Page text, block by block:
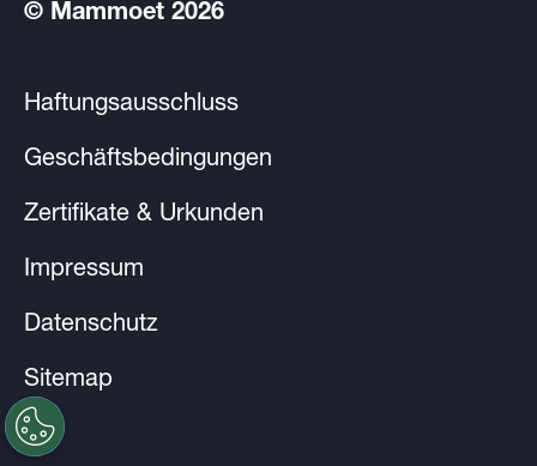
© Mammoet 2026
Haftungsausschluss
Geschäftsbedingungen
Zertifikate & Urkunden
Impressum
Datenschutz
Sitemap